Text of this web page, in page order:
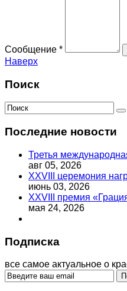
Сообщение *
Наверх
Поиск
Последние новости
Третья
авг 05, 2026
XXVIII церемония
июнь 03, 2026
XXVIII премия
мая 24, 2026
Подписка
все самое актуальное о